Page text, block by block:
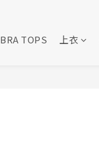
BRA TOPS 上衣